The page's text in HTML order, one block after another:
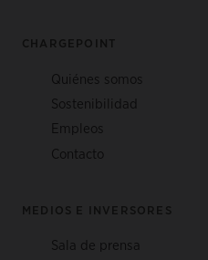
CHARGEPOINT
Quiénes somos
Sostenibilidad
Empleos
Contacto
MEDIOS E INVERSORES
Sala de prensa